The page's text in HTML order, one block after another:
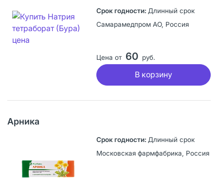
Длинный срок
Самарамедпром АО, Россия
Цена от 60 руб.
В корзину
Арника
Длинный срок
Московская фармфабрика, Россия